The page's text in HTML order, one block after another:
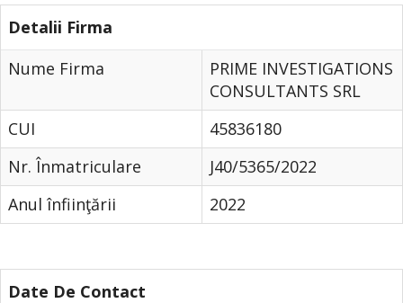
Detalii Firma
Nume Firma
PRIME INVESTIGATIONS
CONSULTANTS SRL
CUI
45836180
Nr. Înmatriculare
J40/5365/2022
Anul înfiinţării
2022
Date De Contact